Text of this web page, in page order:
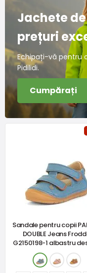
Jachete
prețuri
Echipați-vă pentru
Pidilidi.
Cumpărați
Sandale pentru copii
DOUBLE Jeans
G2150198-1 albastru